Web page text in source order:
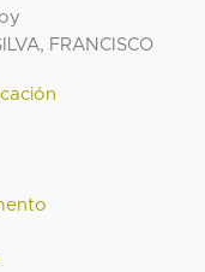
FRANCISCO